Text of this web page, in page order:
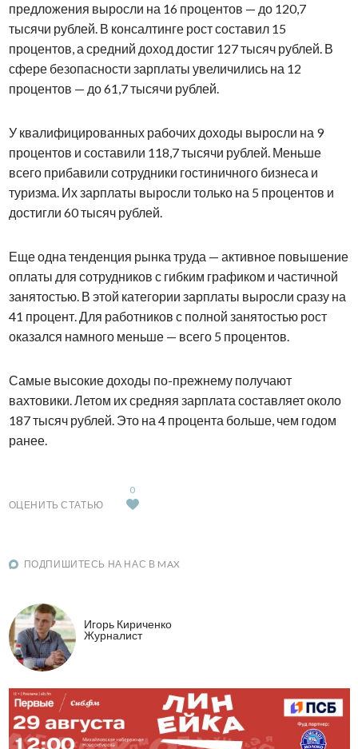
предложения выросли на 16 процентов — до 120,7
тысячи рублей. В консалтинге рост составил 15
процентов, а средний доход достиг 127 тысяч рублей. В
сфере безопасности зарплаты увеличились на 12
процентов — до 61,7 тысячи рублей.
У квалифицированных рабочих доходы выросли на 9
процентов и составили 118,7 тысячи рублей. Меньше
всего прибавили сотрудники гостиничного бизнеса и
туризма. Их зарплаты выросли только на 5 процентов и
достигли 60 тысяч рублей.
Еще одна тенденция рынка труда — активное повышение
оплаты для сотрудников с гибким графиком и частичной
занятостью. В этой категории зарплаты выросли сразу на
41 процент. Для работников с полной занятостью рост
оказался намного меньше — всего 5 процентов.
Самые высокие доходы по-прежнему получают
вахтовики. Летом их средняя зарплата составляет около
187 тысяч рублей. Это на 4 процента больше, чем годом
ранее.
ОЦЕНИТЬ СТАТЬЮ
0
ПОДПИШИТЕСЬ НА НАС В MAX
Игорь Кириченко
Журналист